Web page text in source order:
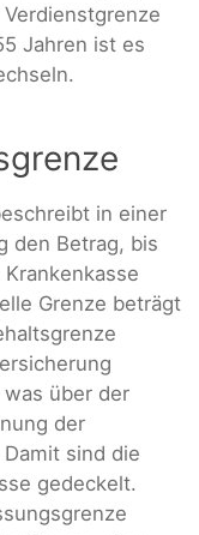
Jahren ist es
in einer
den Betrag, bis
Grenze beträgt
über der
der
sind die
gedeckelt.